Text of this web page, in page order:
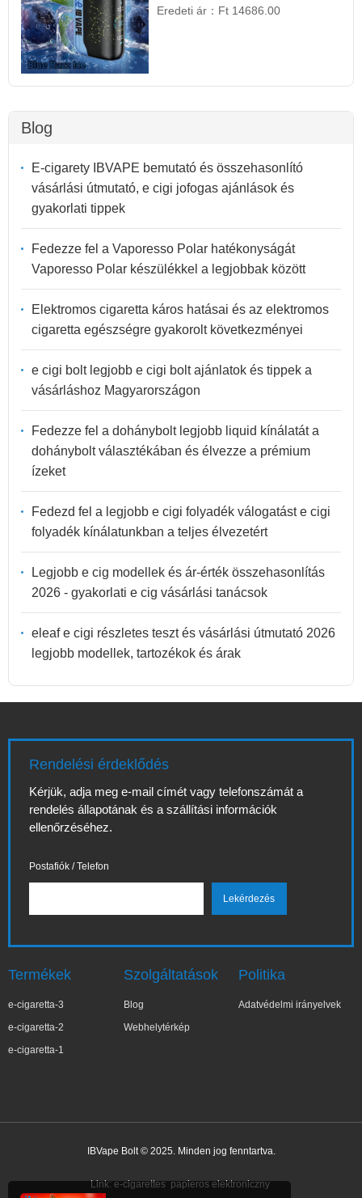
Eredeti ár： Ft 14686.00
Blog
E-cigarety IBVAPE bemutató és összehasonlító
vásárlási útmutató, e cigi jofogas ajánlások és
gyakorlati tippek
Fedezze fel a Vaporesso Polar hatékonyságát
Vaporesso Polar készülékkel a legjobbak között
Elektromos cigaretta káros hatásai és az elektromos
cigaretta egészségre gyakorolt következményei
e cigi bolt legjobb e cigi bolt ajánlatok és tippek a
vásárláshoz Magyarországon
Fedezze fel a dohánybolt legjobb liquid kínálatát a
dohánybolt választékában és élvezze a prémium
ízeket
Fedezd fel a legjobb e cigi folyadék válogatást e cigi
folyadék kínálatunkban a teljes élvezetért
Legjobb e cig modellek és ár-érték összehasonlítás
2026 - gyakorlati e cig vásárlási tanácsok
eleaf e cigi részletes teszt és vásárlási útmutató 2026
legjobb modellek, tartozékok és árak
Rendelési érdeklődés
Kérjük, adja meg e-mail címét vagy telefonszámát a
rendelés állapotának és a szállítási információk
ellenőrzéséhez.
Postafiók / Telefon
Termékek
e-cigaretta-3
e-cigaretta-2
e-cigaretta-1
Szolgáltatások
Blog
Webhelytérkép
Politika
Adatvédelmi irányelvek
IBVape Bolt © 2025. Minden jog fenntartva.
Link: e-cigarettes papieros elektroniczny
✕
Joa***a